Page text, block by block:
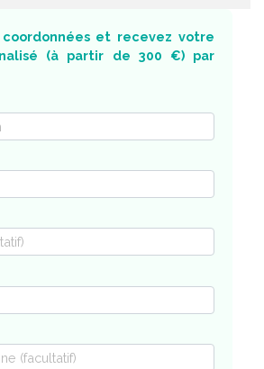
coordonnées et recevez votre
(à partir de 300 €) par